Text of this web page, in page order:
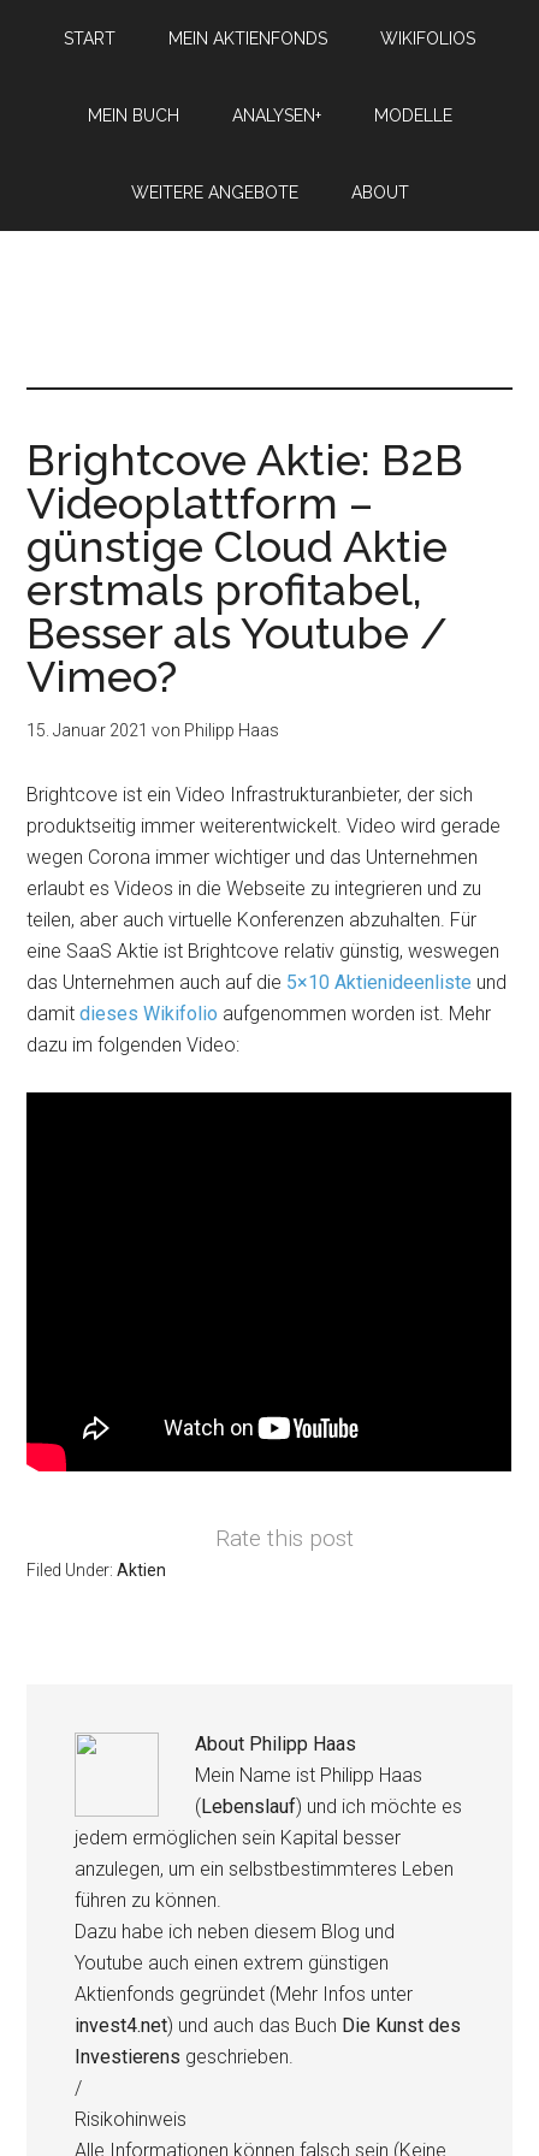
START MEIN AKTIENFONDS WIKIFOLIOS
MEIN BUCH ANALYSEN+ MODELLE
WEITERE ANGEBOTE ABOUT
Brightcove Aktie: B2B
Videoplattform –
günstige Cloud Aktie
erstmals profitabel,
Besser als Youtube /
Vimeo?
15. Januar 2021 von Philipp Haas
Brightcove ist ein Video Infrastrukturanbieter, der sich
produktseitig immer weiterentwickelt. Video wird gerade
wegen Corona immer wichtiger und das Unternehmen
erlaubt es Videos in die Webseite zu integrieren und zu
teilen, aber auch virtuelle Konferenzen abzuhalten. Für
eine SaaS Aktie ist Brightcove relativ günstig, weswegen
das Unternehmen auch auf die 5×10 Aktienideenliste und
damitdieses Wikifolio aufgenommen worden ist. Mehr
dazu im folgenden Video:
Rate this post
Filed Under:Aktien
About Philipp Haas
Mein Name ist Philipp Haas
(Lebenslauf) und ich möchte es
jedem ermöglichen sein Kapital besser
anzulegen, um ein selbstbestimmteres Leben
führen zu können.
Dazu habe ich neben diesem Blog und
Youtube auch einen extrem günstigen
Aktienfonds gegründet (Mehr Infos unter
invest4.net) und auch das Buch Die Kunst des
Investierens geschrieben.
/
Risikohinweis
Alle Informationen können falsch sein (Keine